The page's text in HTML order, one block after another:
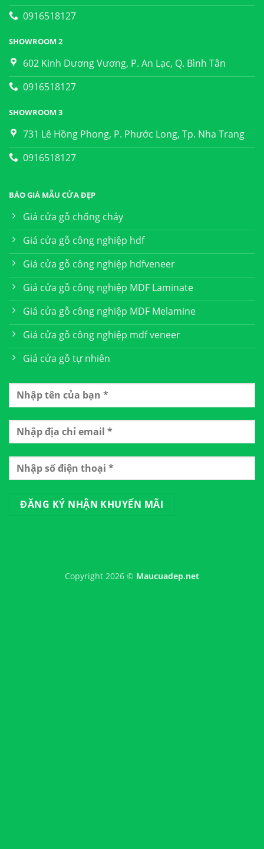
0916518127
SHOWROOM 2
602 Kinh Dương Vương, P. An Lạc, Q. Bình Tân
0916518127
SHOWROOM 3
731 Lê Hồng Phong, P. Phước Long, Tp. Nha Trang
0916518127
BÁO GIÁ MẪU CỬA ĐẸP
Giá cửa gỗ chống cháy
Giá cửa gỗ công nghiệp hdf
Giá cửa gỗ công nghiệp hdfveneer
Giá cửa gỗ công nghiệp MDF Laminate
Giá cửa gỗ công nghiệp MDF Melamine
Giá cửa gỗ công nghiệp mdf veneer
Giá cửa gỗ tự nhiên
Copyright 2026 © Maucuadep.net